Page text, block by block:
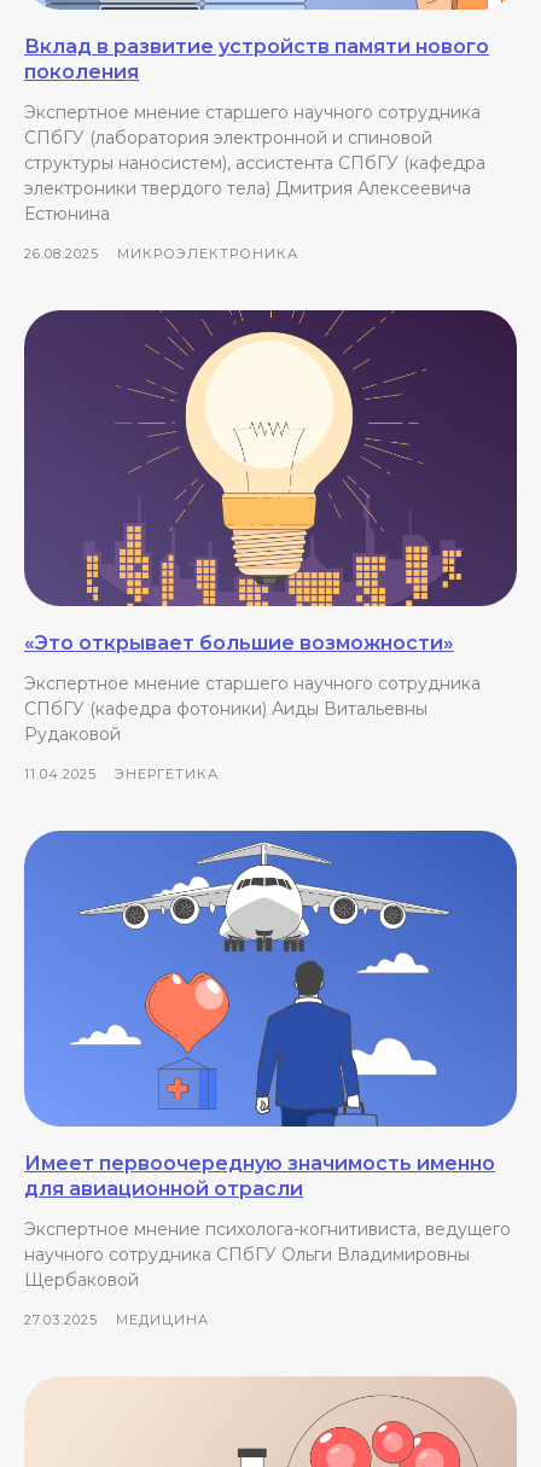
Вклад в развитие устройств памяти нового
поколения
Экспертное мнение старшего научного сотрудника
СПбГУ (лаборатория электронной и спиновой
структуры наносистем), ассистента СПбГУ (кафедра
электроники твердого тела) Дмитрия Алексеевича
Естюнина
26.08.2025 МИКРОЭЛЕКТРОНИКА
«Это открывает большие возможности»
Экспертное мнение старшего научного сотрудника
СПбГУ (кафедра фотоники) Аиды Витальевны
Рудаковой
11.04.2025 ЭНЕРГЕТИКА
Имеет первоочередную значимость именно
для авиационной отрасли
Экспертное мнение психолога-когнитивиста, ведущего
научного сотрудника СПбГУ Ольги Владимировны
Щербаковой
27.03.2025 МЕДИЦИНА